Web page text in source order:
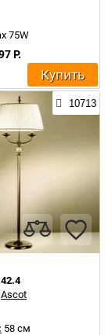
75W
Р.
Купить
10713
Ascot
58 см